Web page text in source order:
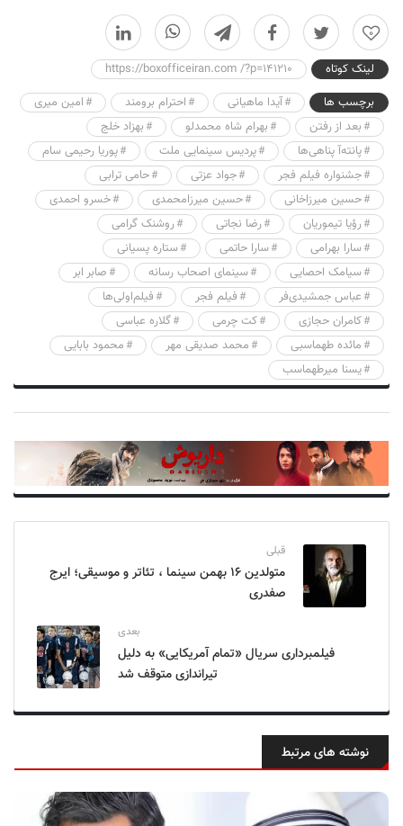
0
لینک کوتاه
https://boxofficeiran.com /?p=141210
برچسب ها
آیدا ماهیانی احترام برومند
امین میری
بعد از رفتن
بهرام شاه محمدلو
بهزاد خلج
پانته‌آ پناهی‌ها
پردیس سینمایی ملت
پوریا رحیمی سام
جشنواره فیلم فجر
جواد عزتی
حامی ترابی
حسین میرزاخانی
حسین میرزامحمدی
خسرو احمدی
رؤیا تیموریان
رضا نجاتی
روشنک گرامی
سارا بهرامی
سارا حاتمی
ستاره پسیانی
سیامک احصایی
سینمای اصحاب رسانه
صابر ابر
عباس جمشیدی‌فر
فیلم فجر
فیلم‌اولی‌ها
کامران حجازی
کت چرمی
گلاره عباسی
مائده طهماسبی
محمد صدیقی مهر
محمود بابایی
یسنا میرطهماسب
قبلی
متولدین ۱۶ بهمن سینما ، تئاتر و موسیقی؛ ایرج
صفدری
بعدی
فیلمبرداری سریال «تمام آمریکایی» به دلیل
تیراندازی متوقف شد
نوشته های مرتبط